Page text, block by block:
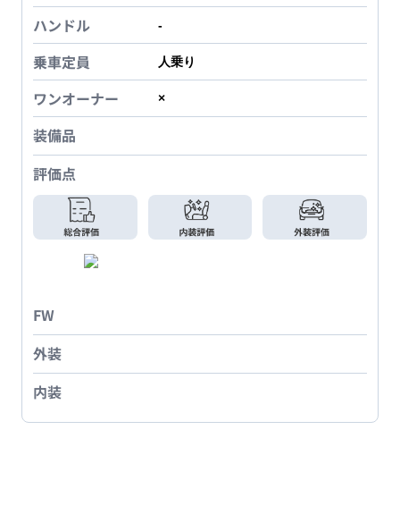
ハンドル
-
乗車定員 人乗り
ワンオーナー ×
装備品
評価点
FW
外装
内装